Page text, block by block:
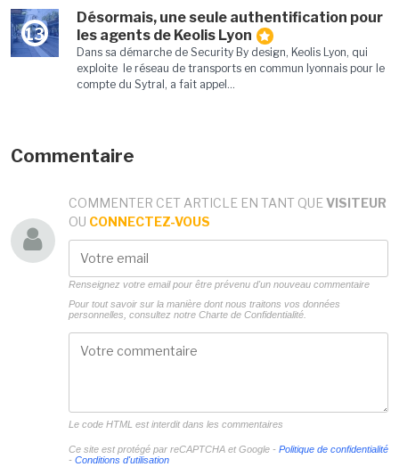
13
Désormais, une seule authentification pour
les agents de Keolis Lyon
Dans sa démarche de Security By design, Keolis Lyon, qui
exploite le réseau de transports en commun lyonnais pour le
compte du Sytral, a fait appel...
Commentaire
COMMENTER CET ARTICLE EN TANT QUEVISITEUR
OU CONNECTEZ-VOUS
Renseignez votre email pour être prévenu d'un nouveau commentaire
Pour tout savoir sur la manière dont nous traitons vos données
personnelles, consultez notre Charte de Confidentialité.
Le code HTML est interdit dans les commentaires
Ce site est protégé par reCAPTCHA et Google - Politique de confidentialité
- Conditions d'utilisation